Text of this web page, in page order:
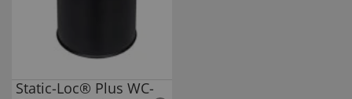
Static-Loc® Plus WC-